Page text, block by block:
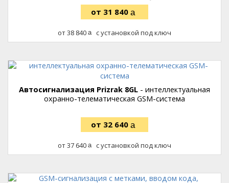
31 840
38 840 руб.
с установкой под ключ
Автосигнализация Prizrak 8GL - интеллектуальная
охранно-телематическая GSM-система
32 640
37 640 руб.
с установкой под ключ